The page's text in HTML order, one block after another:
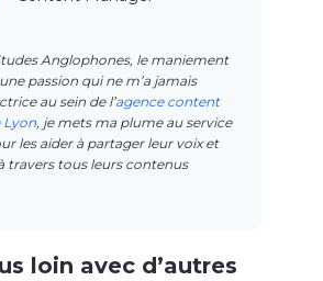
Anglophones, le maniement
passion qui ne m’a jamais
au sein de l’agence content
Lyon, je mets ma plume au service
les aider à partager leur voix et
travers tous leurs contenus
loin avec d’autres